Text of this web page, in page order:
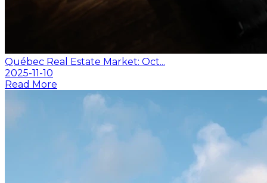
Québec Real Estate Market: Oct...
2025-11-10
Read More